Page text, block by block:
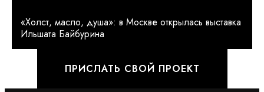
«Холст, масло, душа»: в Москве открылась выставка
Ильшата Байбурина
ПРИСЛАТЬ СВОЙ ПРОЕКТ